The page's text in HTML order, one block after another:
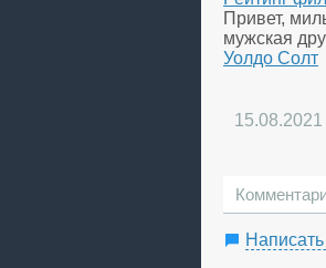
Привет,
мужская
Уолдо Солт
15.08.2021